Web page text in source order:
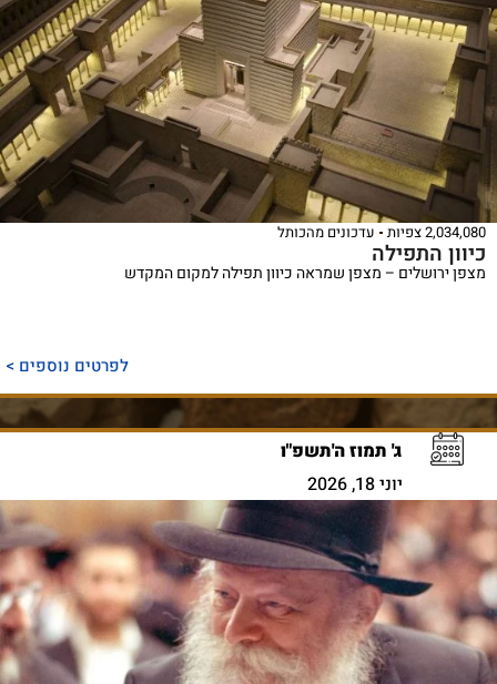
2,034,080 צפיות עדכונים מהכותל
כיוון התפילה
מצפן ירושלים – מצפן שמראה כיוון תפילה למקום המקדש
לפרטים נוספים >
ג' תמוז ה'תשפ"ו
יוני 18, 2026